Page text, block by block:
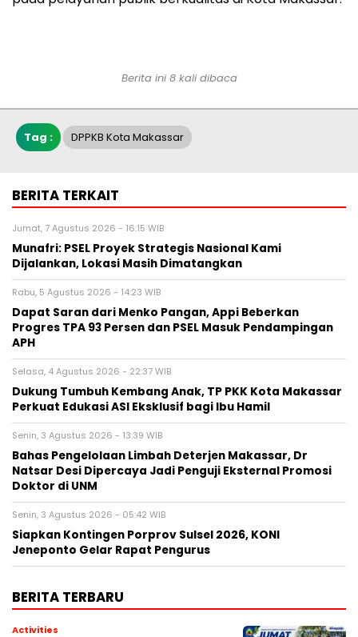
Berita ini 8 kali dibaca
Tag : DPPKB Kota Makassar
BERITA TERKAIT
Jumat, 7 Agustus 2026 - 16:15 WIB
Munafri: PSEL Proyek Strategis Nasional Kami
Dijalankan, Lokasi Masih Dimatangkan
Rabu, 5 Agustus 2026 - 14:23 WIB
Dapat Saran dari Menko Pangan, Appi Beberkan
Progres TPA 93 Persen dan PSEL Masuk Pendampingan
APH
Selasa, 4 Agustus 2026 - 22:37 WIB
Dukung Tumbuh Kembang Anak, TP PKK Kota Makassar
Perkuat Edukasi ASI Eksklusif bagi Ibu Hamil
Senin, 3 Agustus 2026 - 13:39 WIB
Bahas Pengelolaan Limbah Deterjen Makassar, Dr
Natsar Desi Dipercaya Jadi Penguji Eksternal Promosi
Doktor di UNM
Senin, 3 Agustus 2026 - 05:42 WIB
Siapkan Kontingen Porprov Sulsel 2026, KONI
Jeneponto Gelar Rapat Pengurus
BERITA TERBARU
Activities